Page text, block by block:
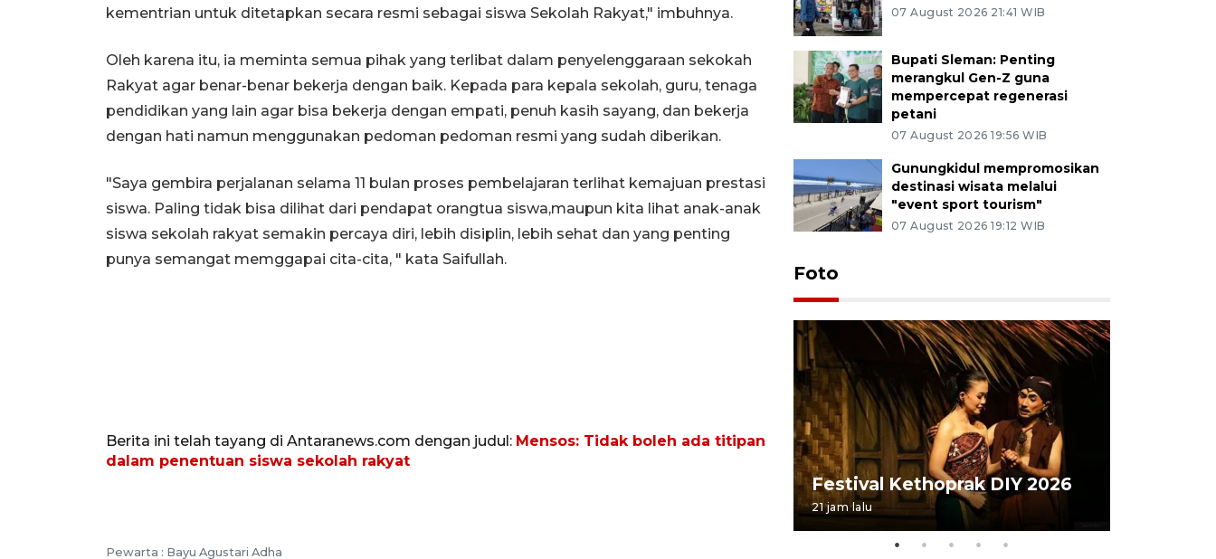
kementrian untuk ditetapkan secara resmi sebagai siswa Sekolah Rakyat," imbuhnya.
Oleh karena itu, ia meminta semua pihak yang terlibat dalam penyelenggaraan sekokah
Rakyat agar benar-benar bekerja dengan baik. Kepada para kepala sekolah, guru, tenaga
pendidikan yang lain agar bisa bekerja dengan empati, penuh kasih sayang, dan bekerja
dengan hati namun menggunakan pedoman pedoman resmi yang sudah diberikan.
"Saya gembira perjalanan selama 11 bulan proses pembelajaran terlihat kemajuan prestasi
siswa. Paling tidak bisa dilihat dari pendapat orangtua siswa,maupun kita lihat anak-anak
siswa sekolah rakyat semakin percaya diri, lebih disiplin, lebih sehat dan yang penting
punya semangat memggapai cita-cita, " kata Saifullah.
Berita ini telah tayang di Antaranews.com dengan judul: Mensos: Tidak boleh ada titipan
dalam penentuan siswa sekolah rakyat
Pewarta : Bayu Agustari Adha
07 August 2026 21:41 WIB
Bupati Sleman: Penting
merangkul Gen-Z guna
mempercepat regenerasi
petani
07 August 2026 19:56 WIB
Gunungkidul mempromosikan
destinasi wisata melalui
"event sport tourism"
07 August 2026 19:12 WIB
Foto
Festival Kethoprak DIY 2026
21 jam lalu